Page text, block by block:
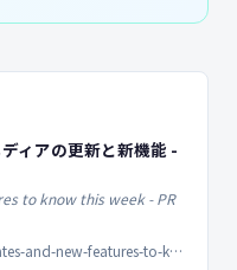
ィアの更新と新機能 -
to know this week - PR
www.prdaily.com/social-media-updates-and-new-features-to-know-this-week-48/